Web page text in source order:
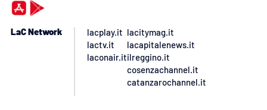
LaC Network
lacplay.it
lactv.it
laconair.it
lacitymag.it
lacapitalenews.it
ilreggino.it
cosenzachannel.it
catanzarochannel.it